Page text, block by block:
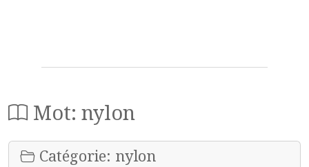
Mot: nylon
Catégorie: nylon